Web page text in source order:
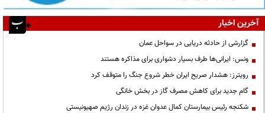
آخرین اخبار
گزارشی از حادثه دریایی در سواحل عمان
ونس: ایرانی‌ها طرف بسیار دشواری برای مذاکره هستند
رویترز: هشدار صریح ایران خطر شروع جنگ را متوقف کرد
گام جدید برای کاهش مصرف گاز در بخش خانگی
شکنجه رئیس بیمارستان کمال عدوان غزه در زندان رژیم صهیونیستی